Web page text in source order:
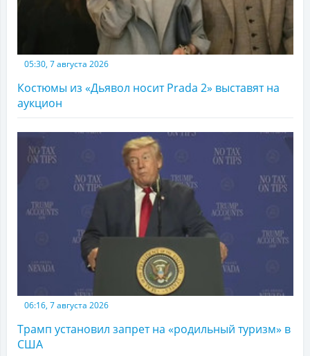
05:30, 7 августа 2026
Костюмы из «Дьявол носит Prada 2» выставят на
аукцион
06:16, 7 августа 2026
Трамп установил запрет на «родильный туризм» в
США